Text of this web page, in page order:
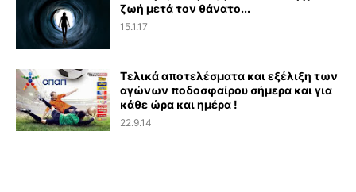
ζωή μετά τον θάνατο...
15.1.17
Τελικά αποτελέσματα και εξέλιξη των
αγώνων ποδοσφαίρου σήμερα και για
κάθε ώρα και ημέρα !
22.9.14